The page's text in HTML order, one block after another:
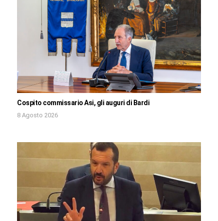
Cospito commissario Asi, gli auguri di Bardi
8 Agosto 2026